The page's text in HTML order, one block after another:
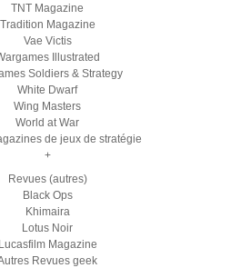
TNT Magazine
Tradition Magazine
Vae Victis
Illustrated
Soldiers & Strategy
White Dwarf
Wing Masters
World at War
de jeux de stratégie
+
Revues (autres)
Black Ops
Khimaira
Lotus Noir
Lucasfilm Magazine
Revues geek